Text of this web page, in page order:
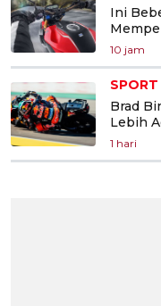
Ini
10 jam
SPORT
Brad
Lebih
1 hari